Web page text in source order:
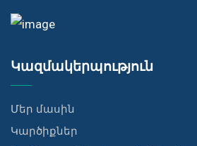
Կազմակերպություն
Մեր մասին
Կարծիքներ